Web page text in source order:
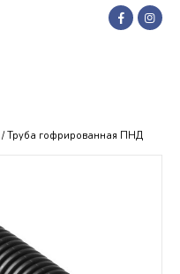
/ Труба гофрированная ПНД